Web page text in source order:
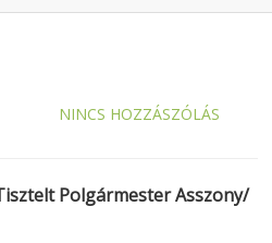
NINCS HOZZÁSZÓLÁS
Polgármester Asszony/